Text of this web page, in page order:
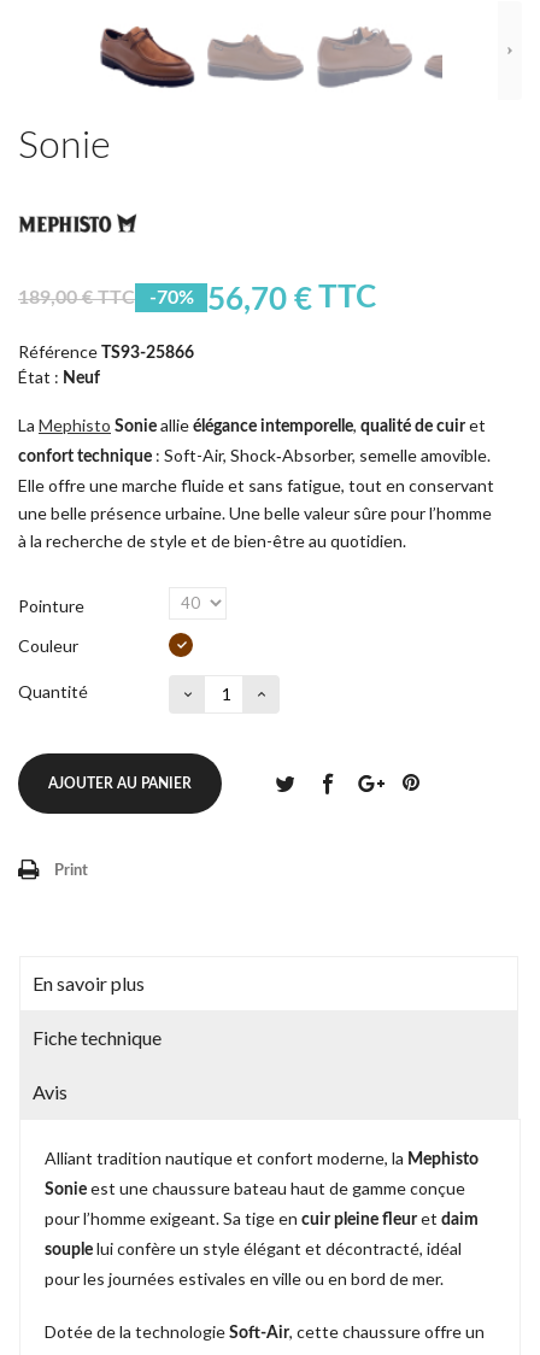
Sonie
189,00 € TTC -70% 56,70 €TTC
Référence TS93-25866
État : Neuf
La Mephisto Sonie allie élégance intemporelle, qualité de cuiret
confort technique : Soft-Air, Shock‑Absorber, semelle amovible.
Elle offre une marche fluide et sans fatigue, tout en conservant
une belle présence urbaine. Une belle valeur sûre pour l’homme
à la recherche de style et de bien-être au quotidien.
Pointure
Couleur
Quantité
AJOUTER AU PANIER
Print
En savoir plus
Fiche technique
Avis
Alliant tradition nautique et confort moderne, la Mephisto
Sonie est une chaussure bateau haut de gamme conçue
pour l’homme exigeant. Sa tige en cuir pleine fleuret daim
souple lui confère un style élégant et décontracté, idéal
pour les journées estivales en ville ou en bord de mer.
Dotée de la technologie Soft-Air, cette chaussure offre un